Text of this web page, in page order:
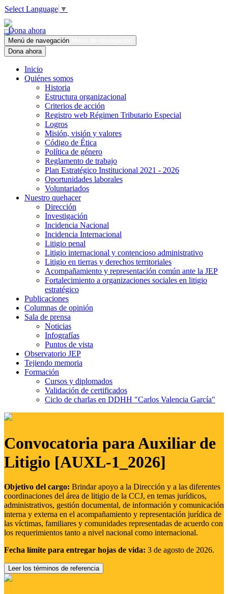
Select Language ▼
Dona ahora
Menú de navegación
Dona ahora
Inicio
Quiénes somos
Historia
Estructura organizacional
Criterios de acción
Registro web Régimen Tributario Especial
Logros
Misión, visión y valores
Código de Ética
Política de género
Reglamento de trabajo
Plan Estratégico Institucional 2021 - 2026
Oportunidades laborales
Voluntariados
Nuestro quehacer
Dirección
Investigación
Incidencia Nacional
Incidencia Internacional
Litigio penal
Litigio internacional y contencioso administrativo
Litigio en tierras y derechos territoriales
Acompañamiento y representación común ante la JEP
Fortalecimiento a organizaciones sociales en litigio
estratégico
Publicaciones
Columnas de opinión
Sala de prensa
Noticias
Infografías
Puntos de vista
Observatorio JEP
Tejiendo memoria
Formación
Cursos y diplomados
Validación de certificados
Ciclo de charlas en DDHH "Carlos Valencia García"
Convocatoria para Auxiliar de
Litigio [AUXL-1_2026]
Objetivo del cargo: Brindar apoyo a la Dirección y a las diferentes
coordinaciones del área de litigio de la CCJ, en temas jurídicos,
administrativos, gestión documental, de información y comunicación
interna y externa en el acompañamiento y representación jurídica de
las víctimas, familiares y comunidades representadas de acuerdo con
los requerimientos tanto a nivel nacional como internacional.
Fecha límite para entregar hojas de vida: 3 de agosto de 2026.
Leer los términos de referencia